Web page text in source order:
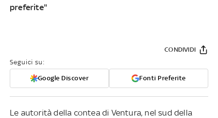
preferite"
Seguici su:
Google Discover Fonti Preferite
CONDIVIDI
Le autorità della contea di Ventura, nel sud della